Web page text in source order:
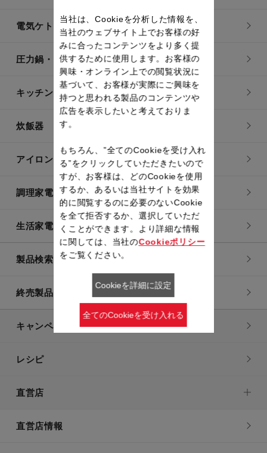
電気ケトル
圧力鍋・電気圧力鍋
キッチン用品
炊飯器
アイロン・衣類スチーマー
調理家電
生活家電
製品検索一覧
終売製品一覧
キャンペーン・特集
レシピ
直営店
直営店情報
当社は、Cookieを分析した情報を、
当社のウェブサイト上でお客様の好
みに合ったコンテンツをより多く提
供するために使用します。お客様の
興味・オンライン上での閲覧状況に
基づいて、お客様が実際にご興味を
持つと思われる製品のコンテンツや
広告を表示したいと考えておりま
す。
もちろん、”全てのCookieを受け入れ
る”をクリックしていただきたいので
すが、お客様は、どのCookieを使用
するか、あるいは当社サイトを効果
的に閲覧するのに必要のないCookie
を全て拒否するか、選択していただ
くことができます。より詳細な情報
に関しては、当社のCookieポリシー
をご覧ください。
Cookieを詳細に設定
全てのCookieを受け入れる